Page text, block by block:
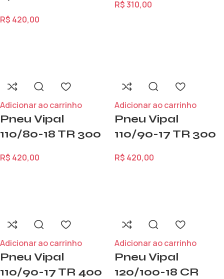
R$ 420,00
R$310,00
Adicionar ao carrinho
Pneu Vipal
110/80-18 TR 300
R$ 420,00
Adicionar ao carrinho
Pneu Vipal
110/90-17 TR 300
R$ 420,00
Adicionar ao carrinho
Pneu Vipal
110/90-17 TR 400
Adicionar ao carrinho
Pneu Vipal
120/100-18 CR